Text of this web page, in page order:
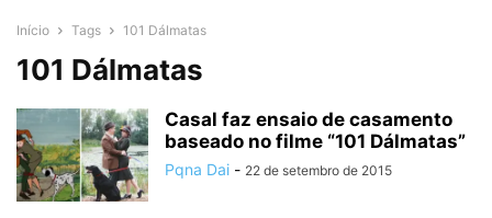
Início Tags 101 Dálmatas
101 Dálmatas
Casal faz ensaio de casamento
baseado no filme “101 Dálmatas”
Pqna Dai - 22 de setembro de 2015